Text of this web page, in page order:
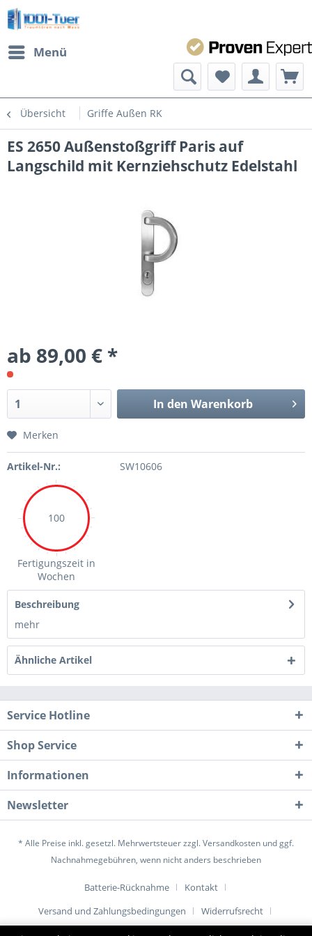
Menü
Übersicht Griffe Außen RK
ES 2650 Außenstoßgriff Paris auf
Langschild mit Kernziehschutz Edelstahl
ab 89,00 € *
In den Warenkorb
Merken
Artikel-Nr.: SW10606
100
Fertigungszeit in
Wochen
Beschreibung
mehr
Ähnliche Artikel
Service Hotline
Shop Service
Informationen
Newsletter
* Alle Preise inkl. gesetzl. Mehrwertsteuer zzgl.Versandkosten und ggf.
Nachnahmegebühren, wenn nicht anders beschrieben
Batterie-Rücknahme
Kontakt
Versand und Zahlungsbedingungen
Widerrufsrecht